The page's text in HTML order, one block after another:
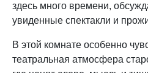
здесь много времени,
увиденные спектакли и
В этой комнате особенно
театральная атмосфера